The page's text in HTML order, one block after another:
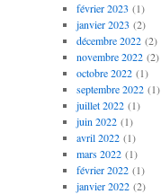
février 2023 (1)
janvier 2023 (2)
décembre 2022(2)
novembre 2022(2)
octobre 2022(1)
septembre 2022(1)
juillet 2022(1)
juin 2022(1)
avril 2022(1)
mars 2022(1)
février 2022(1)
janvier 2022(2)